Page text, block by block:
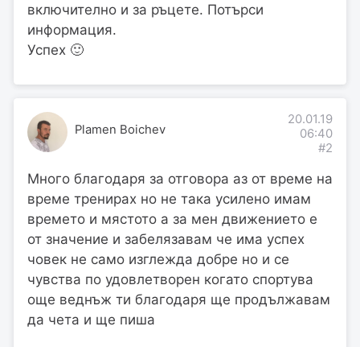
включително и за ръцете. Потърси
информация.
Успех 🙂
Plamen Boichev
20.01.19
06:40
#2
Много благодаря за отговора аз от време на
време тренирах но не така усилено имам
времето и мястото а за мен движението е
от значение и забелязавам че има успех
човек не само изглежда добре но и се
чувства по удовлетворен когато спортува
още веднъж ти благодаря ще продължавам
да чета и ще пиша